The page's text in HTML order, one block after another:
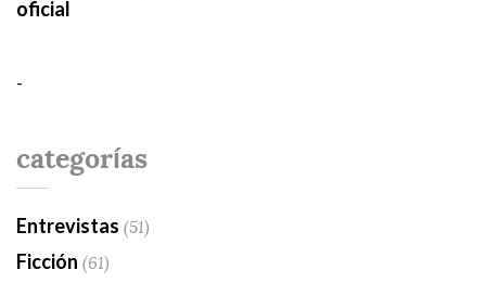
oficial
-
categorías
Entrevistas (51)
Ficción (61)